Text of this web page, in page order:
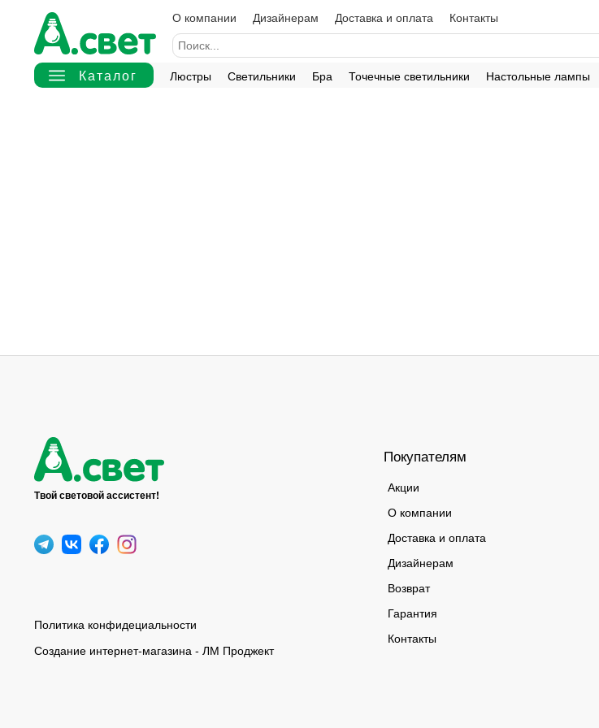
О компании Дизайнерам Доставка и оплата Контакты
Люстры Светильники Бра Точечные светильники Настольные лампы
Твой световой ассистент!
Политика конфидециальности
Создание интернет-магазина - ЛМ Проджект
Покупателям
Акции
О компании
Доставка и оплата
Дизайнерам
Возврат
Гарантия
Контакты